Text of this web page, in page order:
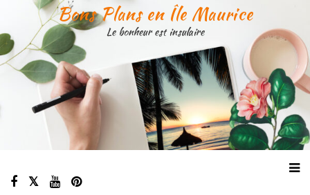
contenu
Bons Plans en Île Maurice
Le bonheur est insulaire